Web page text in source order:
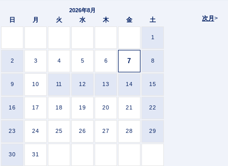
次月 >
2026年8月
日 月 火 水 木 金 土
1
2 3 4 5 6 7 8
9 10 11 12 13 14 15
16 17 18 19 20 21 22
23 24 25 26 27 28 29
30 31